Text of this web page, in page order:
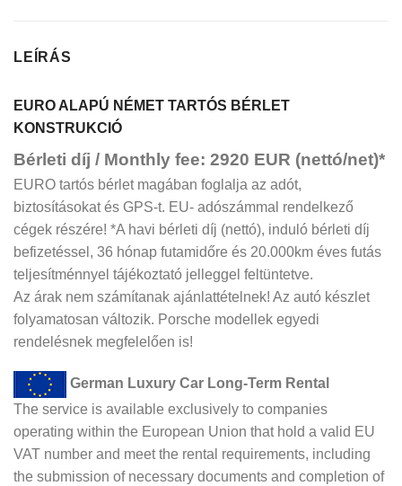
LEÍRÁS
EURO ALAPÚ NÉMET TARTÓS BÉRLET
KONSTRUKCIÓ
Bérleti díj / Monthly fee: 2920 EUR (nettó/net)*
EURO tartós bérlet magában foglalja az adót,
biztosításokat és GPS-t. EU- adószámmal rendelkező
cégek részére! *A havi bérleti díj (nettó), induló bérleti díj
befizetéssel, 36 hónap futamidőre és 20.000km éves futás
teljesítménnyel tájékoztató jelleggel feltüntetve.
Az árak nem számítanak ajánlattételnek! Az autó készlet
folyamatosan változik. Porsche modellek egyedi
rendelésnek megfelelően is!
German Luxury Car Long-Term Rental
The service is available exclusively to companies
operating within the European Union that hold a valid EU
VAT number and meet the rental requirements, including
the submission of necessary documents and completion of